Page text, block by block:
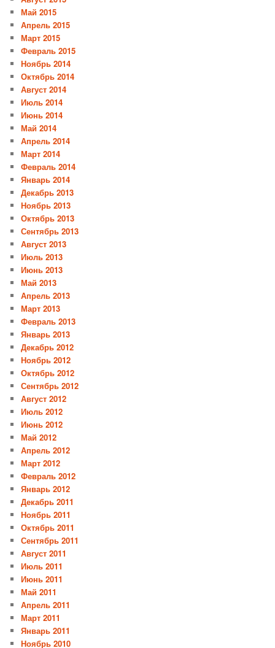
Май 2015
Апрель 2015
Март 2015
Февраль 2015
Ноябрь 2014
Октябрь 2014
Август 2014
Июль 2014
Июнь 2014
Май 2014
Апрель 2014
Март 2014
Февраль 2014
Январь 2014
Декабрь 2013
Ноябрь 2013
Октябрь 2013
Сентябрь 2013
Август 2013
Июль 2013
Июнь 2013
Май 2013
Апрель 2013
Март 2013
Февраль 2013
Январь 2013
Декабрь 2012
Ноябрь 2012
Октябрь 2012
Сентябрь 2012
Август 2012
Июль 2012
Июнь 2012
Май 2012
Апрель 2012
Март 2012
Февраль 2012
Январь 2012
Декабрь 2011
Ноябрь 2011
Октябрь 2011
Сентябрь 2011
Август 2011
Июль 2011
Июнь 2011
Май 2011
Апрель 2011
Март 2011
Январь 2011
Ноябрь 2010